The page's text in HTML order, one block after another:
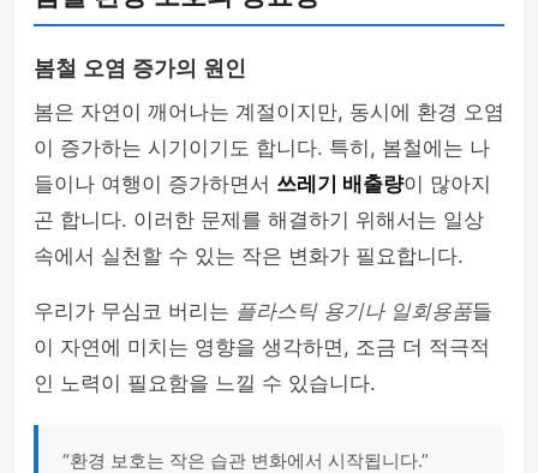
봄철 오염 증가의 원인
봄은 자연이 깨어나는 계절이지만, 동시에 환경 오염
이 증가하는 시기이기도 합니다. 특히, 봄철에는 나
들이나 여행이 증가하면서 쓰레기 배출량이 많아지
곤 합니다. 이러한 문제를 해결하기 위해서는 일상
속에서 실천할 수 있는 작은 변화가 필요합니다.
우리가 무심코 버리는 플라스틱 용기나 일회용품들
이 자연에 미치는 영향을 생각하면, 조금 더 적극적
인 노력이 필요함을 느낄 수 있습니다.
“환경 보호는 작은 습관 변화에서 시작됩니다.”